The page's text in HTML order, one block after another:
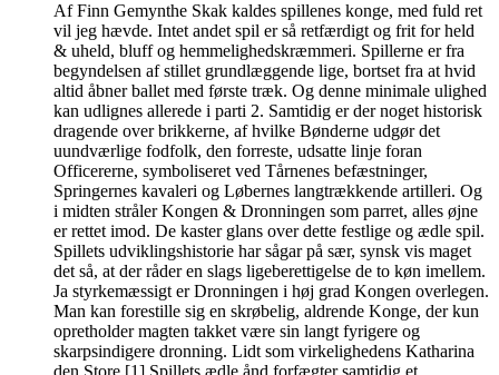
Af Finn Gemynthe Skak kaldes spillenes konge, med fuld ret
vil jeg hævde. Intet andet spil er så retfærdigt og frit for held
& uheld, bluff og hemmelighedskræmmeri. Spillerne er fra
begyndelsen af stillet grundlæggende lige, bortset fra at hvid
altid åbner ballet med første træk. Og denne minimale ulighed
kan udlignes allerede i parti 2. Samtidig er der noget historisk
dragende over brikkerne, af hvilke Bønderne udgør det
uundværlige fodfolk, den forreste, udsatte linje foran
Officererne, symboliseret ved Tårnenes befæstninger,
Springernes kavaleri og Løbernes langtrækkende artilleri. Og
i midten stråler Kongen & Dronningen som parret, alles øjne
er rettet imod. De kaster glans over dette festlige og ædle spil.
Spillets udviklingshistorie har sågar på sær, synsk vis maget
det så, at der råder en slags ligeberettigelse de to køn imellem.
Ja styrkemæssigt er Dronningen i høj grad Kongen overlegen.
Man kan forestille sig en skrøbelig, aldrende Konge, der kun
opretholder magten takket være sin langt fyrigere og
skarpsindigere dronning. Lidt som virkelighedens Katharina